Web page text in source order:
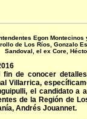
Egon
de Los Ríos, Gonzalo
Sandoval, el ex Core,
fin de conocer
Villarrica,
el candidato a
de la Región de
Andrés Jouannet.